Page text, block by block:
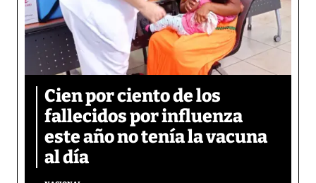
Cien por ciento de los
fallecidos por influenza
este año no tenía la vacuna
al día